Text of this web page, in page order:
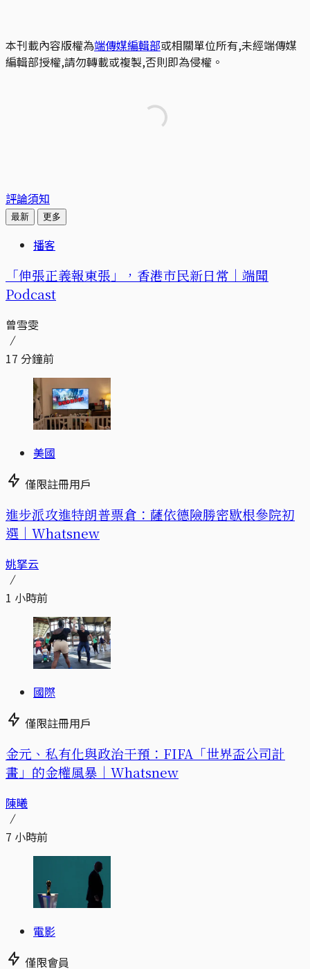
本刊載內容版權為端傳媒編輯部或相關單位所有,未經端傳媒
編輯部授權,請勿轉載或複製,否則即為侵權。
評論須知
最新 更多
播客
「伸張正義報東張」，香港市民新日常｜端聞
Podcast
曾雪雯
17 分鐘前
美國
僅限註冊用戶
進步派攻進特朗普票倉：薩依德險勝密歇根參院初
選｜Whatsnew
姚拏云
1 小時前
國際
僅限註冊用戶
金元、私有化與政治干預：FIFA「世界盃公司計
畫」的金權風暴｜Whatsnew
陳曦
7 小時前
電影
僅限會員